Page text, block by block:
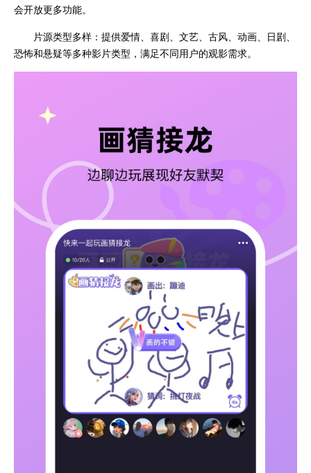
会开放更多功能。
片源类型多样：提供爱情、喜剧、文艺、古风、动画、日剧、
恐怖和悬疑等多种影片类型，满足不同用户的观影需求。